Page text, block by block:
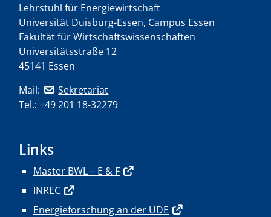
Lehrstuhl für Energiewirtschaft
Universität Duisburg-Essen, Campus Essen
Fakultät für Wirtschaftswissenschaften
Universitätsstraße 12
45141 Essen
Mail:
Sekretariat
Tel.: +49 201 18-32279
Links
Master BWL – E & F
INREC
Energieforschung an der UDE